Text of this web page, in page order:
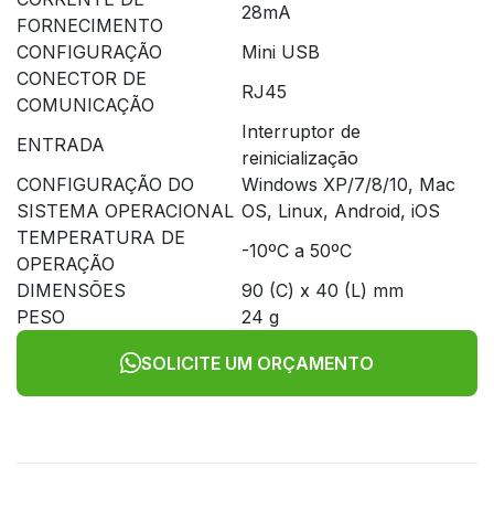
FORNECIMENTO
28mA
CONFIGURAÇÃO
Mini USB
CONECTOR DE
COMUNICAÇÃO
RJ45
ENTRADA
Interruptor de
reinicialização
CONFIGURAÇÃO DO
SISTEMA OPERACIONAL
Windows XP/7/8/10, Mac
OS, Linux, Android, iOS
TEMPERATURA DE
OPERAÇÃO
-10ºC a 50ºC
DIMENSÕES
90 (C) x 40 (L) mm
PESO
24 g
SOLICITE UM ORÇAMENTO